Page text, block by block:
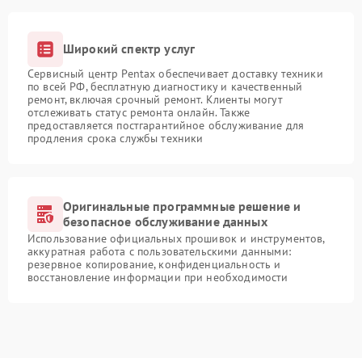
Широкий спектр услуг
Сервисный центр Pentax обеспечивает доставку техники
по всей РФ, бесплатную диагностику и качественный
ремонт, включая срочный ремонт. Клиенты могут
отслеживать статус ремонта онлайн. Также
предоставляется постгарантийное обслуживание для
продления срока службы техники
Оригинальные программные решение и
безопасное обслуживание данных
Использование официальных прошивок и инструментов,
аккуратная работа с пользовательскими данными:
резервное копирование, конфиденциальность и
восстановление информации при необходимости